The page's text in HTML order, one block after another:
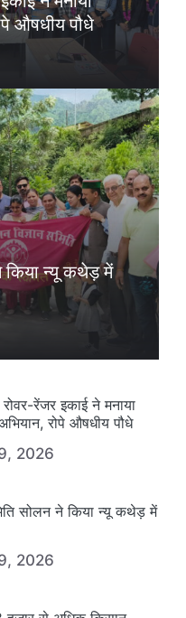
औषधीय पौधे
किया न्यू कथेड़ में
रेंजर इकाई ने मनाया
रोपे औषधीय पौधे
2026
सोलन ने किया न्यू कथेड़ में
2026